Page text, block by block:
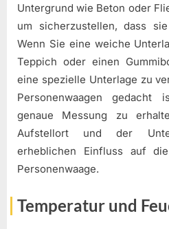
Untergrund wie Beton oder
um sicherzustellen, dass
Wenn Sie eine weiche
Teppich oder einen
eine spezielle Unterlage zu
Personenwaagen
genaue Messung zu
Aufstellort und der
erheblichen Einfluss auf
Personenwaage.
Temperatur und